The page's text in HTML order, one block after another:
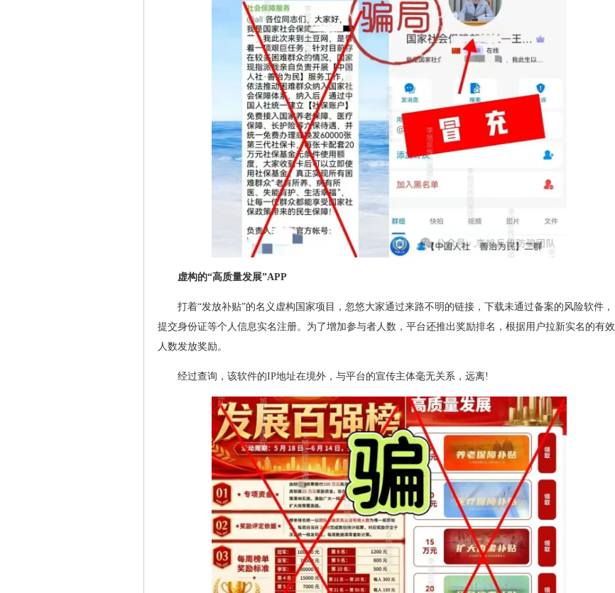
虚构的“高质量发展”APP
打着“发放补贴”的名义虚构国家项目，忽悠大家通过来路不明的链接，下载未通过备案的风险软件，
提交身份证等个人信息实名注册。为了增加参与者人数，平台还推出奖励排名，根据用户拉新实名的有效
人数发放奖励。
经过查询，该软件的IP地址在境外，与平台的宣传主体毫无关系，远离!